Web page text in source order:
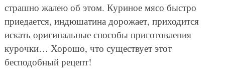
страшно жалею об этом. Куриное мясо быстро
приедается, индюшатина дорожает, приходится
искать оригинальные способы приготовления
курочки… Хорошо, что существует этот
бесподобный рецепт!